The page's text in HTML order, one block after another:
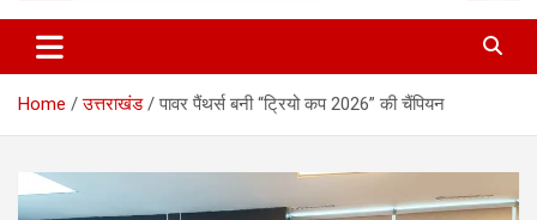
Home उत्तराखंड पावर पैंथर्स बनी “ट्रियो कप 2026” की चैंपियन